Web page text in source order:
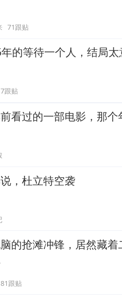
71跟贴
的等待一个人，结局太
7跟贴
看过的一部电影，那
，杜立特空袭
的抢滩冲锋，居然藏
81跟贴